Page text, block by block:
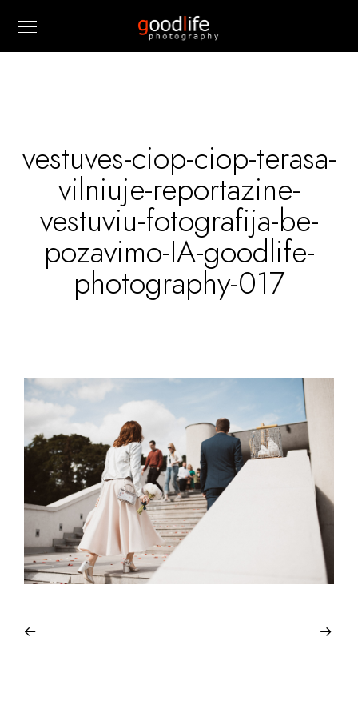
vestuves-ciop-ciop-terasa-
vilniuje-reportazine-
vestuviu-fotografija-be-
pozavimo-IA-goodlife-
photography-017